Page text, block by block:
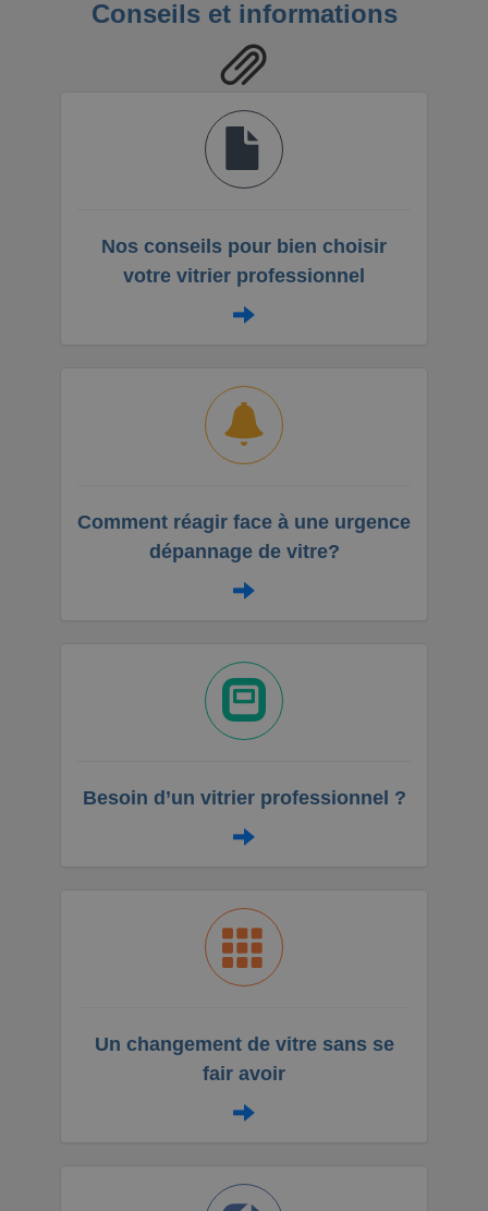
Conseils et informations
Nos conseils pour bien choisir
votre vitrier professionnel
Comment réagir face à une urgence
dépannage de vitre?
Besoin d’un vitrier professionnel ?
Un changement de vitre sans se
fair avoir